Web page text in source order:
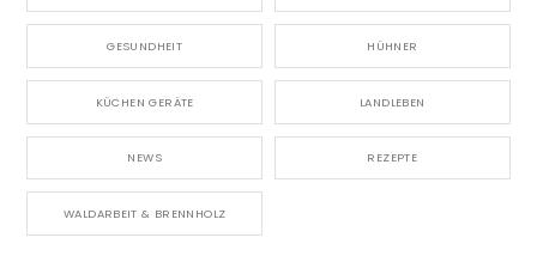
GESUNDHEIT HÜHNER
KÜCHEN GERÄTE LANDLEBEN
NEWS REZEPTE
WALDARBEIT & BRENNHOLZ